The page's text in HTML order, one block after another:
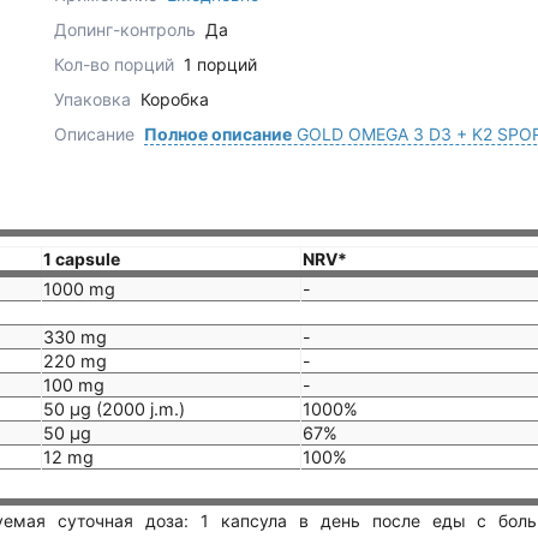
Допинг-контроль Да
Кол-во порций 1 порций
Упаковка Коробка
Описание Полное описаниеGOLD OMEGA 3 D3 + K2
1 capsule
NRV*
1000 mg
-
330 mg
-
220 mg
-
100 mg
-
50 µg (2000 j.m.)
1000%
50 µg
67%
12 mg 100%
суточная доза: 1 капсула в день после еды с